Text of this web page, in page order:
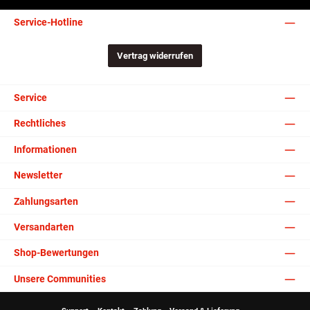
Service-Hotline
Vertrag widerrufen
Service
Rechtliches
Informationen
Newsletter
Zahlungsarten
Versandarten
Shop-Bewertungen
Unsere Communities